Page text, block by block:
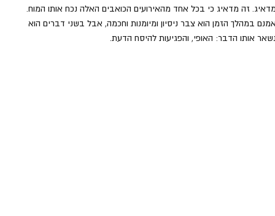
זה מדאיג כי בכל אחד מהאירועים הכואבים האלה נכח אותו המוח.
במהלך הזמן הוא צבר ניסיון ומיומנות וחכמה, אבל בשני דברים הוא
אותו הדבר: האופי, והפגיעות להיסח הדעת.